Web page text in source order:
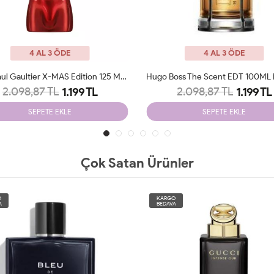
4 AL 3 ÖDE
Jean Paul Gaultier X-MAS Edition 125 Ml Parfüm Man Tester
2.098,87 TL 1.199 TL
SEPETE EKLE
4 AL 3 ÖDE
2.098,87 TL 1.199 TL
SEPETE EKLE
Çok Satan Ürünler
KARGO
BEDAVA